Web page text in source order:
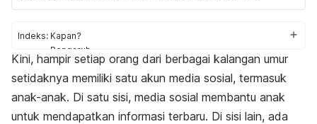
Indeks: Kapan?
Pengaruh
Tips memilih
Aturan
Kini, hampir setiap orang dari berbagai kalangan umur
setidaknya memiliki satu akun media sosial, termasuk
anak-anak. Di satu sisi, media sosial membantu anak
untuk mendapatkan informasi terbaru. Di sisi lain, ada